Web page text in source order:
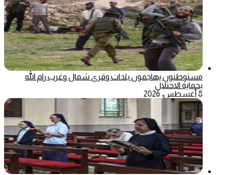
مستوطنون يهاجمون بلدات وقرى شمال وغرب رام الله
بحماية الاحتلال
8 أغسطس، 2026